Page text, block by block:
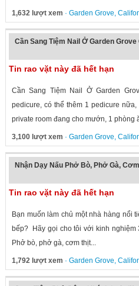
1,632 lượt xem · Garden Grove
Cần Sang Tiệm Nail Ở Garden Grove
Tin rao vặt này đã hết hạn
Cần Sang Tiệm Nail Ở Garden
pedicure, có thể thêm 1 pedicure
private room đang cho mướn, 1 phòng
3,100 lượt xem · Garden Grove
Nhận Dạy Nấu Phở Bò, Phở Gà,
Tin rao vặt này đã hết hạn
Bạn muốn làm chủ một nhà hàng nổi
bếp? Hãy gọi cho tôi với kinh nghiệm
Phở bò, phở gà, cơm thịt...
1,792 lượt xem · Garden Grove